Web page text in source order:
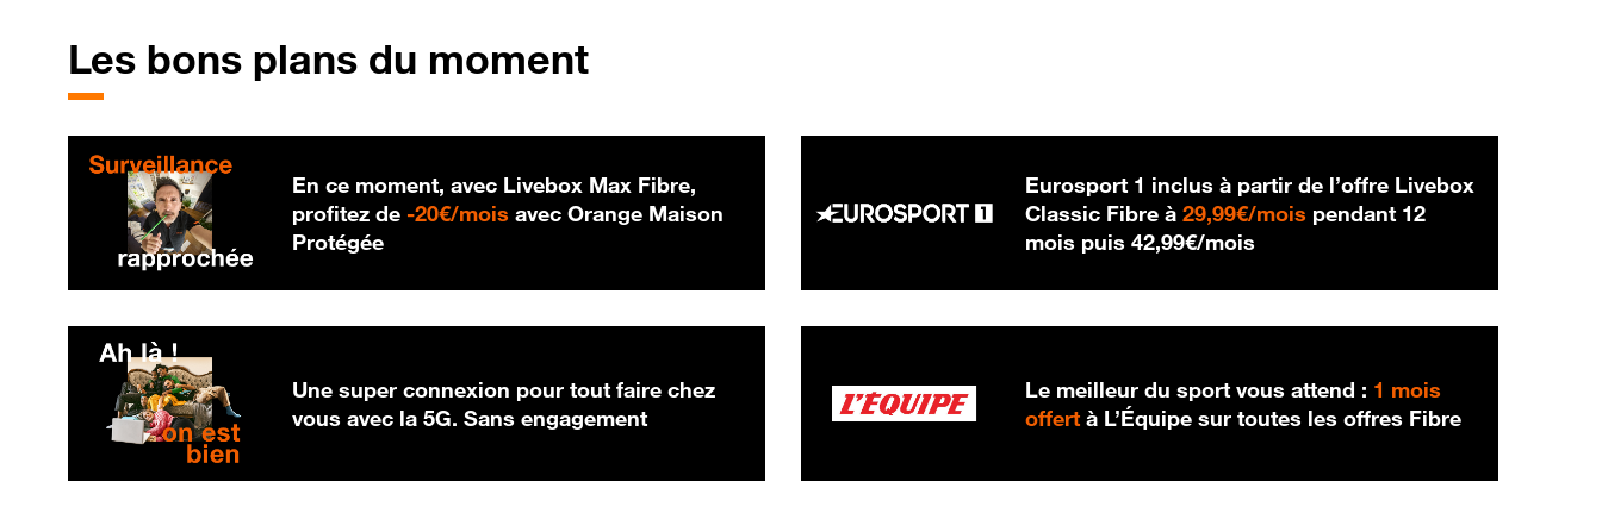
Les bons plans du moment
En ce moment, avec Livebox Max Fibre,
profitez de -20€/mois 20 € par mois
avec Orange Maison
Protégée
Eurosport 1 inclus à partir de l’offre Livebox
Classic Fibre à29,99€/mois 29,99 € par mois
pendant 12
mois puis42,99€/mois
Une super connexion pour tout faire chez
vous avec la 5G. Sans engagement
Le meilleur du sport vous attend : 1 mois
offert à L’Équipe sur toutes les offres Fibre